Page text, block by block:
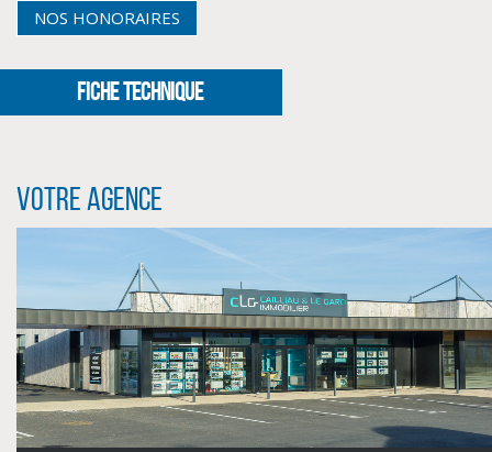
CLIQUER ICI POUR AGRANDIR
NOS HONORAIRES
FICHE TECHNIQUE
Votre agence